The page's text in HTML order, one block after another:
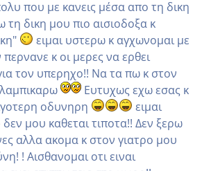
που με κανεις μέσα απο τη δικη
τη δικη μου πιο αισιοδοξα κ
ειμαι υστερω κ αγχωνομαι με
κ οι μερες να ερθει
τον υπερηχο!! Να τα πω κ στον
Ευτυχως εχω εσας κ
οδυνηρη
ειμαι
μου καθεται τιποτα!! Δεν ξερω
αλλα ακομα κ στον γιατρο μου
! Αισθανομαι οτι ειναι